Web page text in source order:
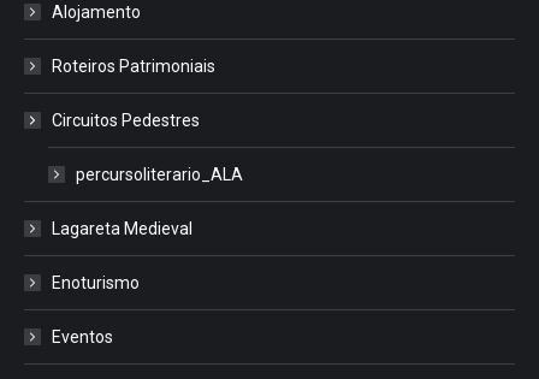
Alojamento
Roteiros Patrimoniais
Circuitos Pedestres
percursoliterario_ALA
Lagareta Medieval
Enoturismo
Eventos